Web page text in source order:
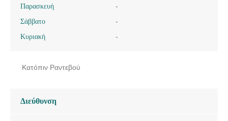
Παρασκευή
-
Σάββατο
-
Κυριακή
-
Κατόπιν Ραντεβού
Διεύθυνση